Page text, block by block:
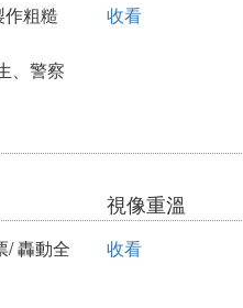
粗糙
、警察
收看
視像重溫
/ 轟動全 收看